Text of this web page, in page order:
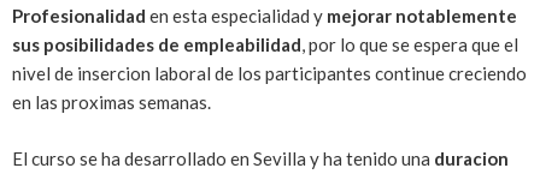
Profesionalidad en esta especialidad y mejorar notablemente
sus posibilidades de empleabilidad, por lo que se espera que el
nivel de insercion laboral de los participantes continue creciendo
en las proximas semanas.
El curso se ha desarrollado en Sevilla y ha tenido una duracion